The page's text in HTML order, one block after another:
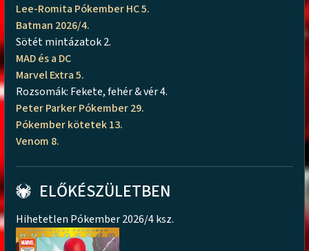
Lee-Romita Pókember HC 5.
Batman 2026/4.
Sötét mintázatok 2.
MAD és a DC
Marvel Extra 5.
Rozsomák: Fekete, fehér & vér 4.
Peter Parker Pókember 29.
Pókember kötetek 13.
Venom 8.
ELŐKÉSZÜLETBEN
Hihetetlen Pókember 2026/4 ksz.